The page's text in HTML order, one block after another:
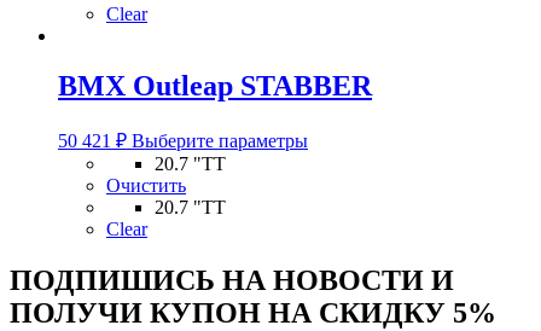
выбрать
на
товара.
Clear
BMX Outleap STABBER
50 421 ₽ Выберите параметрыЭтот
можно
выбрать
на
20.7 "TT
Очистить
20.7 "TT
Clear
ПОДПИШИСЬ НА НОВОСТИ И
ПОЛУЧИ КУПОН НА СКИДКУ 5%